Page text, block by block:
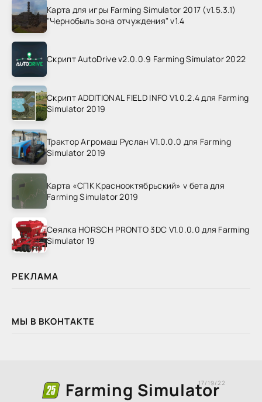
Карта для игры Farming Simulator 2017 (v1.5.3.1)
"Чернобыль зона отчуждения" v1.4
Скрипт AutoDrive v2.0.0.9 Farming Simulator 2022
Скрипт ADDITIONAL FIELD INFO V1.0.2.4 для Farming
Simulator 2019
Трактор Агромаш Руслан V1.0.0.0 для Farming
Simulator 2019
Карта «СПК Краснооктябрьский» v бета для
Farming Simulator 2019
Сеялка HORSCH PRONTO 3DC V1.0.0.0 для Farming
Simulator 19
РЕКЛАМА
МЫ В ВКОНТАКТЕ
Farming Simulator
17/19/22